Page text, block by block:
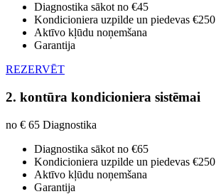
Diagnostika sākot no €45
Kondicioniera uzpilde un piedevas €250
Aktīvo kļūdu noņemšana
Garantija
REZERVĒT
2. kontūra kondicioniera sistēmai
no € 65 Diagnostika
Diagnostika sākot no €65
Kondicioniera uzpilde un piedevas €250
Aktīvo kļūdu noņemšana
Garantija